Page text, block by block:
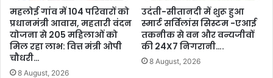
महलोई गांव में 104 परिवारों को
प्रधानमंत्री आवास, महतारी वंदन
योजना से 205 महिलाओं को
मिल रहा लाभ: वित्त मंत्री ओपी
चौधरी…
8 August, 2026
उदंती-सीतानदी में शुरू हुआ
स्मार्ट सर्विलांस सिस्टम -एआई
तकनीक से वन और वन्यजीवों
की 24X7 निगरानी….
8 August, 2026